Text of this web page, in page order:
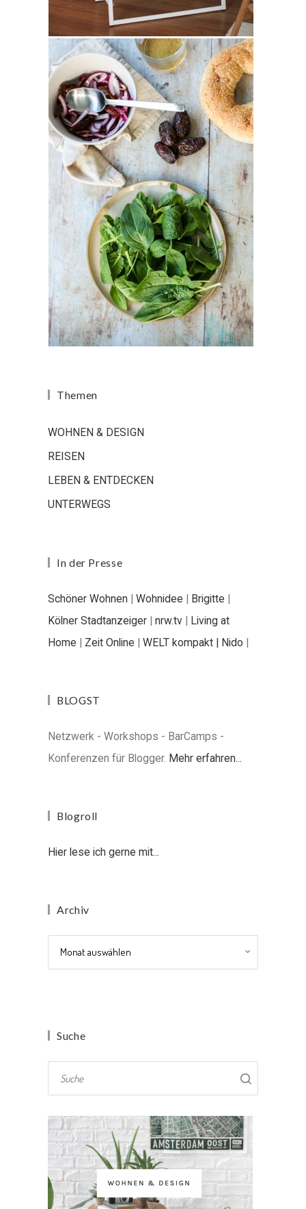
Themen
WOHNEN & DESIGN
REISEN
LEBEN & ENTDECKEN
UNTERWEGS
In der Presse
Schöner Wohnen | Wohnidee | Brigitte |
Kölner Stadtanzeiger | nrw.tv | Living at
Home | Zeit Online | WELT kompakt | Nido |
BLOGST
Netzwerk - Workshops - BarCamps -
Konferenzen für Blogger. Mehr erfahren...
Blogroll
Hier lese ich gerne mit...
Archiv
Suche